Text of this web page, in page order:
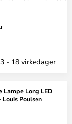
- 18 virkedager
Lampe Long LED
Louis Poulsen